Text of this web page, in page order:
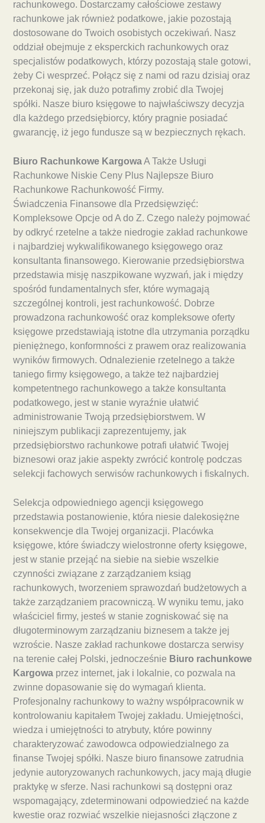
rachunkowego. Dostarczamy całościowe zestawy
rachunkowe jak również podatkowe, jakie pozostają
dostosowane do Twoich osobistych oczekiwań. Nasz
oddział obejmuje z eksperckich rachunkowych oraz
specjalistów podatkowych, którzy pozostają stale gotowi,
żeby Ci wesprzeć. Połącz się z nami od razu dzisiaj oraz
przekonaj się, jak dużo potrafimy zrobić dla Twojej
spółki. Nasze biuro księgowe to najwłaściwszy decyzja
dla każdego przedsiębiorcy, który pragnie posiadać
gwarancję, iż jego fundusze są w bezpiecznych rękach.
Biuro Rachunkowe KargowaA Także Usługi
Rachunkowe Niskie Ceny Plus Najlepsze Biuro
Rachunkowe Rachunkowość Firmy.
Świadczenia Finansowe dla Przedsięwzięć:
Kompleksowe Opcje od A do Z. Czego należy pojmować
by odkryć rzetelne a także niedrogie zakład rachunkowe
i najbardziej wykwalifikowanego księgowego oraz
konsultanta finansowego. Kierowanie przedsiębiorstwa
przedstawia misję naszpikowane wyzwań, jak i między
spośród fundamentalnych sfer, które wymagają
szczególnej kontroli, jest rachunkowość. Dobrze
prowadzona rachunkowość oraz kompleksowe oferty
księgowe przedstawiają istotne dla utrzymania porządku
pieniężnego, konformności z prawem oraz realizowania
wyników firmowych. Odnalezienie rzetelnego a także
taniego firmy księgowego, a także też najbardziej
kompetentnego rachunkowego a także konsultanta
podatkowego, jest w stanie wyraźnie ułatwić
administrowanie Twoją przedsiębiorstwem. W
niniejszym publikacji zaprezentujemy, jak
przedsiębiorstwo rachunkowe potrafi ułatwić Twojej
biznesowi oraz jakie aspekty zwrócić kontrolę podczas
selekcji fachowych serwisów rachunkowych i fiskalnych.
Selekcja odpowiedniego agencji księgowego
przedstawia postanowienie, która niesie dalekosiężne
konsekwencje dla Twojej organizacji. Placówka
księgowe, które świadczy wielostronne oferty księgowe,
jest w stanie przejąć na siebie na siebie wszelkie
czynności związane z zarządzaniem ksiąg
rachunkowych, tworzeniem sprawozdań budżetowych a
także zarządzaniem pracowniczą. W wyniku temu, jako
właściciel firmy, jesteś w stanie zogniskować się na
długoterminowym zarządzaniu biznesem a także jej
wzroście. Nasze zakład rachunkowe dostarcza serwisy
na terenie całej Polski, jednocześnie Biuro rachunkowe
Kargowa przez internet, jak i lokalnie, co pozwala na
zwinne dopasowanie się do wymagań klienta.
Profesjonalny rachunkowy to ważny współpracownik w
kontrolowaniu kapitałem Twojej zakładu. Umiejętności,
wiedza i umiejętności to atrybuty, które powinny
charakteryzować zawodowca odpowiedzialnego za
finanse Twojej spółki. Nasze biuro finansowe zatrudnia
jedynie autoryzowanych rachunkowych, jacy mają długie
praktykę w sferze. Nasi rachunkowi są dostępni oraz
wspomagający, zdeterminowani odpowiedzieć na każde
kwestie oraz rozwiać wszelkie niejasności złączone z